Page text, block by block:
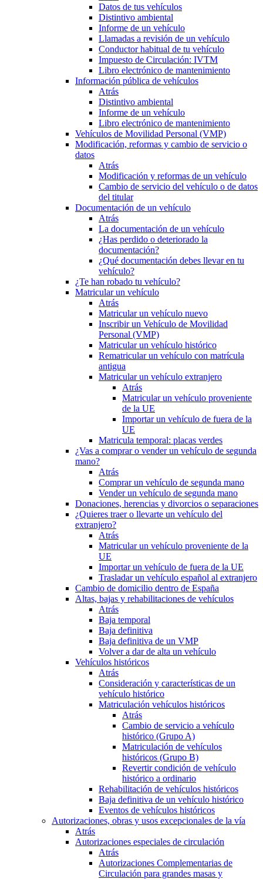
Datos de tus vehículos
Distintivo ambiental
Informe de un vehículo
Llamadas a revisión de un vehículo
Conductor habitual de tu vehículo
Impuesto de Circulación: IVTM
Libro electrónico de mantenimiento
Información pública de vehículos
Atrás
Distintivo ambiental
Informe de un vehículo
Libro electrónico de mantenimiento
Vehículos de Movilidad Personal (VMP)
Modificación, reformas y cambio de servicio o
datos
Atrás
Modificación y reformas de un vehículo
Cambio de servicio del vehículo o de datos
del titular
Documentación de un vehículo
Atrás
La documentación de un vehículo
¿Has perdido o deteriorado la
documentación?
¿Qué documentación debes llevar en tu
vehículo?
¿Te han robado tu vehículo?
Matricular un vehículo
Atrás
Matricular un vehículo nuevo
Inscribir un Vehículo de Movilidad
Personal (VMP)
Matricular un vehículo histórico
Rematricular un vehículo con matrícula
antigua
Matricular un vehículo extranjero
Atrás
Matricular un vehículo proveniente
de la UE
Importar un vehículo de fuera de la
UE
Matricula temporal: placas verdes
¿Vas a comprar o vender un vehículo de segunda
mano?
Atrás
Comprar un vehículo de segunda mano
Vender un vehículo de segunda mano
Donaciones, herencias y divorcios o separaciones
¿Quieres traer o llevarte un vehículo del
extranjero?
Atrás
Matricular un vehículo proveniente de la
UE
Importar un vehículo de fuera de la UE
Trasladar un vehículo español al extranjero
Cambio de domicilio dentro de España
Altas, bajas y rehabilitaciones de vehículos
Atrás
Baja temporal
Baja definitiva
Baja definitiva de un VMP
Volver a dar de alta un vehículo
Vehículos históricos
Atrás
Consideración y características de un
vehículo histórico
Matriculación vehículos históricos
Atrás
Cambio de servicio a vehículo
histórico (Grupo A)
Matriculación de vehículos
históricos (Grupo B)
Revertir condición de vehículo
histórico a ordinario
Rehabilitación de vehículos históricos
Baja definitiva de un vehículo histórico
Eventos de vehículos históricos
Autorizaciones, obras y usos excepcionales de la vía
Atrás
Autorizaciones especiales de circulación
Atrás
Autorizaciones Complementarias de
Circulación para grandes masas y